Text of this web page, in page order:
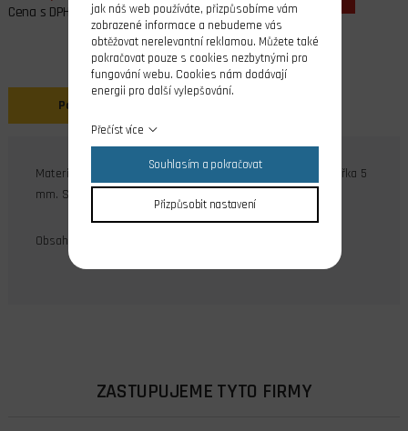
Cena s DPH
Popis
Materiál dural. Díra průměr 5 mm, vnější průměr 10 mm, šířka 5
mm. Součástí balení je stavěcí imbus šroub M4.
Obsah balení: 4 ks
ZASTUPUJEME TYTO FIRMY
jak náš web používáte, přizpůsobíme vám
zobrazené informace a nebudeme vás
obtěžovat nerelevantní reklamou. Můžete také
pokračovat pouze s cookies nezbytnými pro
fungování webu. Cookies nám dodávají
energii pro další vylepšování.
Přečíst více
Souhlasím a pokračovat
Přizpůsobit nastavení